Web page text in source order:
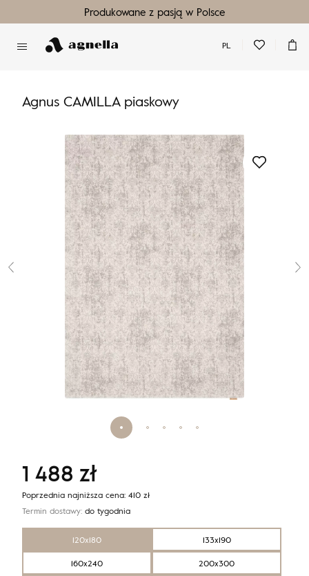
Produkowane z pasją w Polsce
PL
Agnus CAMILLA piaskowy
120x180
133x190
160x240
200x300
1 488 zł
Poprzednia najniższa cena: 410 zł
Termin dostawy: do tygodnia